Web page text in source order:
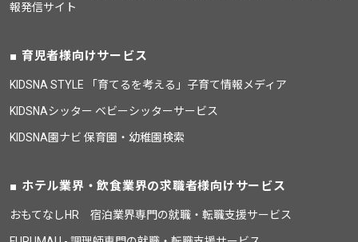
報発信サイト
育児者様向けサービス
KIDSNA STYLE 「育てるを考える」子育て情報メディア
KIDSNAシッター ベビーシッターサービス
KIDSNA園ナビ 保育園・幼稚園検索
ホテル業界・飲食業界の求職者様向けサービス
おもてなしHR 宿泊業界専門の就職・転職支援サービス